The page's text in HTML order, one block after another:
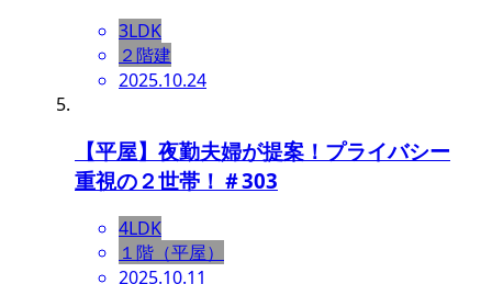
3LDK
２階建
2025.10.24
【平屋】夜勤夫婦が提案！プライバシー
重視の２世帯！＃303
4LDK
１階（平屋）
2025.10.11